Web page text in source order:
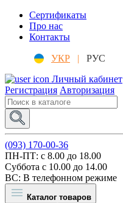
Сертификаты
Про нас
Контакты
УКР |
РУС
Личный кабинет
Регистрация Авторизация
(093) 170-00-36
ПН-ПТ: c 8.00 до 18.00
Суббота с 10.00 до 14.00
ВС: В телефонном режиме
Каталог товаров